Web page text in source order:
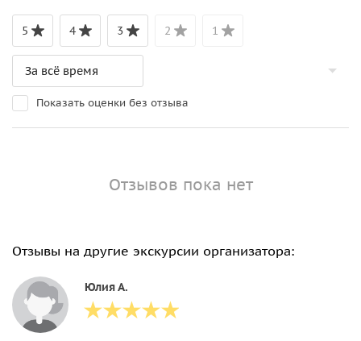
5 4 3 2 1
Показать оценки без отзыва
Отзывов пока нет
Отзывы на другие экскурсии организатора:
Юлия А.